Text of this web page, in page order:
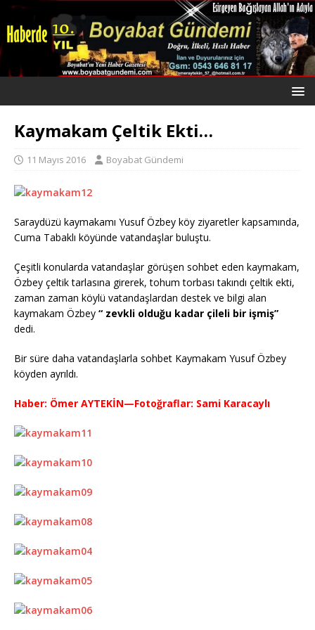
Kaymakam Çeltik Ekti…
11 Mayıs 2016 Boyabat Gündemi
Saraydüzü kaymakamı Yusuf Özbey köy ziyaretler kapsamında,
Cuma Tabaklı köyünde vatandaşlar buluştu.
Çeşitli konularda vatandaşlar görüşen sohbet eden kaymakam,
Özbey çeltik tarlasına girerek, tohum torbası takındı çeltik ekti,
zaman zaman köylü vatandaşlardan destek ve bilgi alan
kaymakam Özbey “ zevkli olduğu kadar çileli bir işmiş”
dedi.
Bir süre daha vatandaşlarla sohbet Kaymakam Yusuf Özbey
köyden ayrıldı.
Haber: Ömer AYTEKİN—Fotoğraflar: Sami Karacaylı